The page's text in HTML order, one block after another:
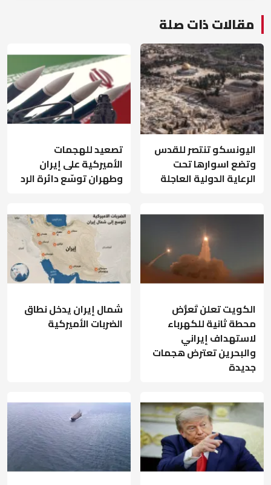
مقالات ذات صلة
اليونسكو تنتصر للقدس
وتضع اسوارها تحت
الرعاية الدولية العاجلة
تصعيد للهجمات
الأميركية على إيران
وطهران توسّع دائرة الرد
الكويت تعلن تَعرُّض
محطة ثانية للكهرباء
لاستهداف إيراني
والبحرين تعترض هجمات
جديدة
شمال إيران يدخل نطاق
الضربات الأميركية